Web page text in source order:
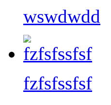
wswdwdd
fzfsfssfsf